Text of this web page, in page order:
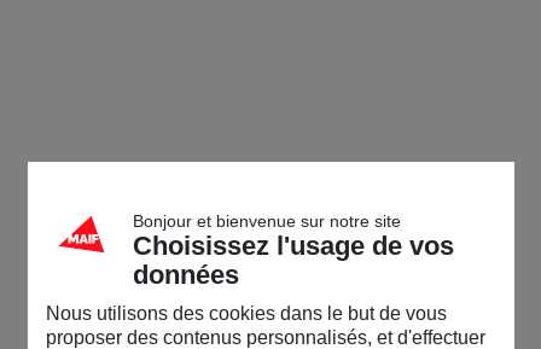
Bonjour et bienvenue sur notre site
Choisissez l'usage de vos
données
Nous utilisons des cookies dans le but de vous
proposer des contenus personnalisés, et d'effectuer